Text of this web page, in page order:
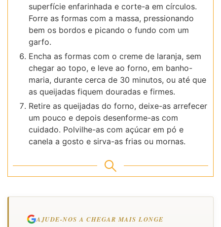
superfície enfarinhada e corte-a em círculos.
Forre as formas com a massa, pressionando
bem os bordos e picando o fundo com um
garfo.
Encha as formas com o creme de laranja, sem
chegar ao topo, e leve ao forno, em banho-
maria, durante cerca de 30 minutos, ou até que
as queijadas fiquem douradas e firmes.
Retire as queijadas do forno, deixe-as arrefecer
um pouco e depois desenforme-as com
cuidado. Polvilhe-as com açúcar em pó e
canela a gosto e sirva-as frias ou mornas.
AJUDE-NOS A CHEGAR MAIS LONGE